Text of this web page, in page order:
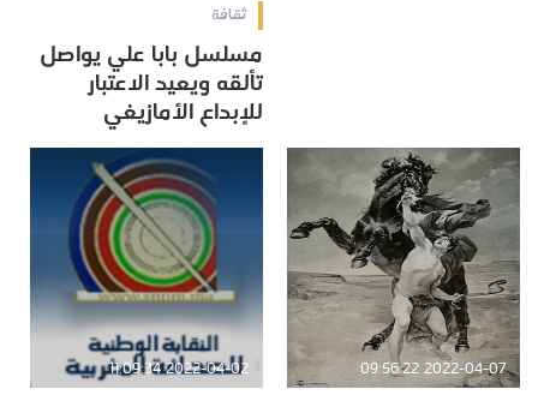
ثقافة
مسلسل بابا علي يواصل
تألقه ويعيد الاعتبار
للإبداع الأمازيغي
2022-04-07 09:56:22
2022-04-02 11:09:34